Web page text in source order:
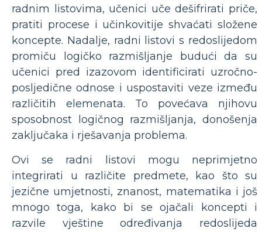
radnim listovima, učenici uče dešifrirati priče,
pratiti procese i učinkovitije shvaćati složene
koncepte. Nadalje, radni listovi s redoslijedom
promiču logičko razmišljanje budući da su
učenici pred izazovom identificirati uzročno-
posljedične odnose i uspostaviti veze između
različitih elemenata. To povećava njihovu
sposobnost logičnog razmišljanja, donošenja
zaključaka i rješavanja problema.
Ovi se radni listovi mogu neprimjetno
integrirati u različite predmete, kao što su
jezične umjetnosti, znanost, matematika i još
mnogo toga, kako bi se ojačali koncepti i
razvile vještine određivanja redoslijeda